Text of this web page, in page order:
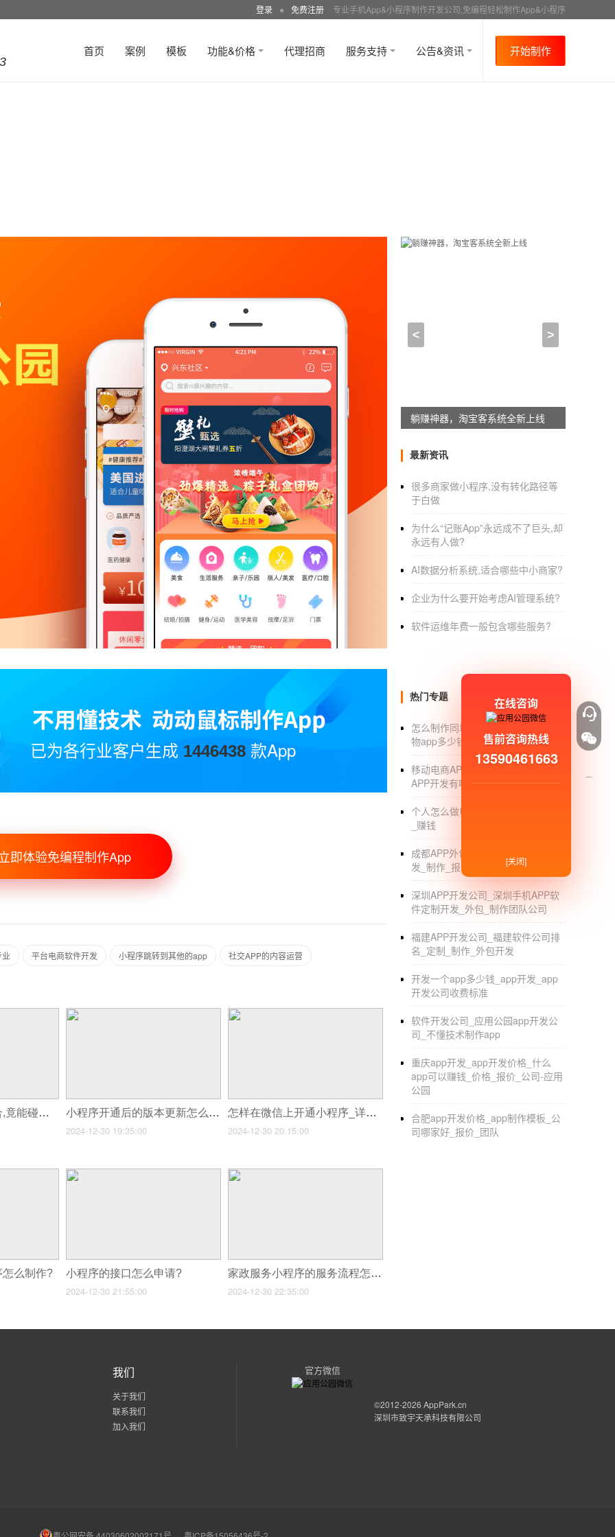
登录 ● 免费注册 专业手机App&小程序制作开发公司,免编程轻松制作App&小程序
首页 案例 模板 功能&价格 代理招商 服务支持 公告&资讯 开始制作
2021-07-24 08:30:00
58同城，于2005年12月在北京成立。它于北
度合作，共同提升产品功能和用户体验。八
前，58同城的网站内容已覆盖国内约380个
需求。在“通过互联网让人们的生活更简单”
站式生活服务平台。除了满足用户对便捷生
VIP服务的基础上，我们提供精准促销、智能
有产品版块逐步实现消费者保护机制，让58
代”。未来，通过不懈努力，不断完善信用管
已为各行业客户生成 1446438 款App
即体验免编程制作App
平台电商软件开发 小程序跳转到其他的app 社交APP的内容运营
普洱茶与小程序结合,竟能碰撞出如此惊人的火花! 小程序开通后的版本更新怎么做?
2024-12-30 19:35:00
怎样在微信上开通小程序_详细步骤解析
2024-12-30 20:15:00
么制作? 小程序的接口怎么申请?
2024-12-30 21:55:00
家政服务小程序的服务流程怎么设计?
2024-12-30 22:35:00
< >
躺赚神器，淘宝客系统全新上线
最新资讯
很多商家做小程序,没有转化路径等
于白做
为什么“记账App”永远成不了巨头,却
永远有人做?
AI数据分析系统,适合哪些中小商家?
企业为什么要开始考虑AI管理系统?
软件运维年费一般包含哪些服务?
热门专题
怎么制作同城购物app_制作同城购
物app多少钱_开发成本
移动电商APP开发软件_移动电商
APP开发有哪些发展趋势_公司
个人怎么做电商_怎样才能做好电商
_赚钱
成都APP外包开发公司_成都APP开
发_制作_报价_排名
深圳APP开发公司_深圳手机APP软
件定制开发_外包_制作团队公司
福建APP开发公司_福建软件公司排
名_定制_制作_外包开发
开发一个app多少钱_app开发_app
开发公司收费标准
软件开发公司_应用公园app开发公
司_不懂技术制作app
重庆app开发_app开发价格_什么
app可以赚钱_价格_报价_公司-应用
公园
合肥app开发价格_app制作模板_公
司哪家好_报价_团队
我们
关于我们
联系我们
加入我们
官方微信
©2012-2026 AppPark.cn
深圳市致宇天承科技有限公司
在线咨询
售前咨询热线
13590461663
[关闭]